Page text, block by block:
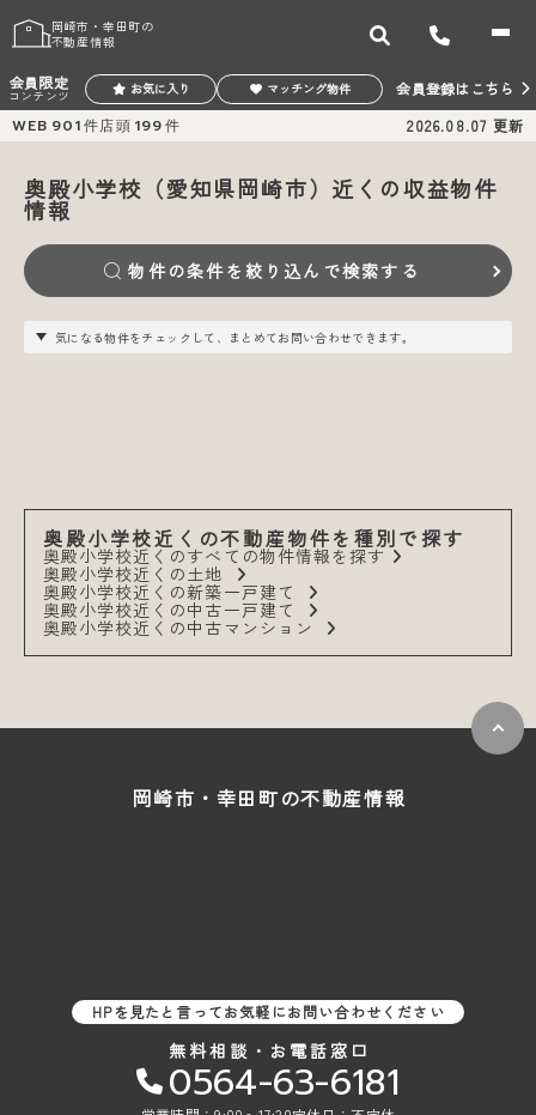
岡崎市・幸田町の
不動産情報
会員限定
コンテンツ お気に入り マッチング物件 会員登録はこちら
WEB 901件店頭 199件 2026.08.07 更新
奥殿小学校（愛知県岡崎市）近くの収益物件
情報
物件の条件を絞り込んで検索する
気になる物件をチェックして、まとめてお問い合わせできます。
奥殿小学校近くの不動産物件を種別で探す
奥殿小学校近くのすべての物件情報を探す
奥殿小学校近くの土地
奥殿小学校近くの新築一戸建て
奥殿小学校近くの中古一戸建て
奥殿小学校近くの中古マンション
岡崎市・幸田町の不動産情報
HPを見たと言ってお気軽にお問い合わせください
無料相談・お電話窓口
0564-63-6181